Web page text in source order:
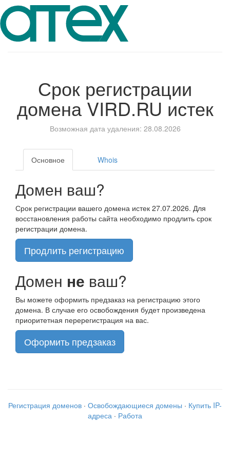
Срок регистрации
доменаVIRD.RU истек
Возможная дата удаления: 28.08.2026
Основное Whois
Домен ваш?
Срок регистрации вашего домена истек 27.07.2026. Для
восстановления работы сайта необходимо продлить срок
регистрации домена.
Продлить регистрацию
Домен не ваш?
Вы можете оформить предзаказ на регистрацию этого
домена. В случае его освобождения будет произведена
приоритетная перерегистрация на вас.
Оформить предзаказ
Регистрация доменов · Освобождающиеся домены · Купить IP-
адреса · Работа